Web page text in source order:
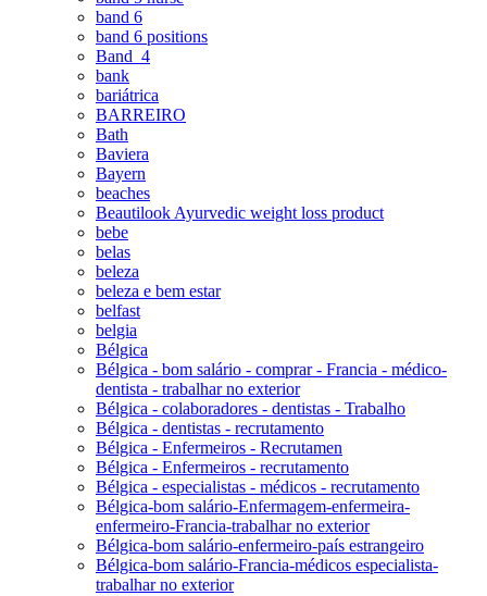
band 6
band 6 positions
Band_4
bank
bariátrica
BARREIRO
Bath
Baviera
Bayern
beaches
Beautilook Ayurvedic weight loss product
bebe
belas
beleza
beleza e bem estar
belfast
belgia
Bélgica
Bélgica - bom salário - comprar - Francia - médico-
dentista - trabalhar no exterior
Bélgica - colaboradores - dentistas - Trabalho
Bélgica - dentistas - recrutamento
Bélgica - Enfermeiros - Recrutamen
Bélgica - Enfermeiros - recrutamento
Bélgica - especialistas - médicos - recrutamento
Bélgica-bom salário-Enfermagem-enfermeira-
enfermeiro-Francia-trabalhar no exterior
Bélgica-bom salário-enfermeiro-país estrangeiro
Bélgica-bom salário-Francia-médicos especialista-
trabalhar no exterior